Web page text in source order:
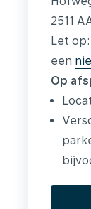
2511
Let
een
Op